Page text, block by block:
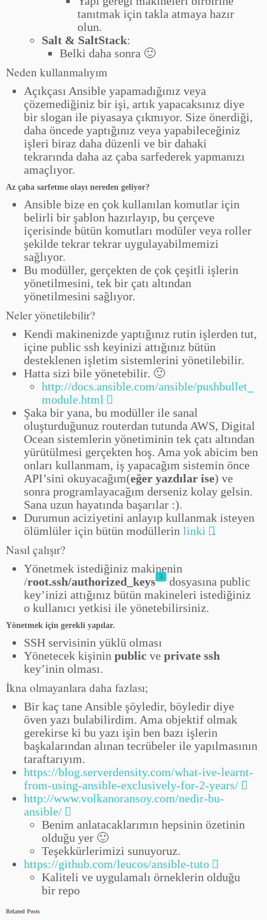
tanıtmak için takla atmaya hazır
olun.
Salt & SaltStack:
Belki daha sonra 🙂
Neden kullanmalıyım
Açıkçası Ansible yapamadığınız veya
çözemediğiniz bir işi, artık yapacaksınız diye
bir slogan ile piyasaya çıkmıyor. Size önerdiği,
daha öncede yaptığınız veya yapabileceğiniz
işleri biraz daha düzenli ve bir dahaki
tekrarında daha az çaba sarfederek yapmanızı
amaçlıyor.
Az çaba sarfetme olayı nereden geliyor?
Ansible bize en çok kullanılan komutlar için
belirli bir şablon hazırlayıp, bu çerçeve
içerisinde bütün komutları modüler veya roller
şekilde tekrar tekrar uygulayabilmemizi
sağlıyor.
Bu modüller, gerçekten de çok çeşitli işlerin
yönetilmesini, tek bir çatı altından
yönetilmesini sağlıyor.
Neler yönetilebilir?
Kendi makinenizde yaptığınız rutin işlerden tut,
içine public ssh keyinizi attığınız bütün
desteklenen işletim sistemlerini yönetilebilir.
Hatta sizi bile yönetebilir. 🙂
http://docs.ansible.com/ansible/pushbullet_
module.html
Şaka bir yana, bu modüller ile sanal
oluşturduğunuz routerdan tutunda AWS, Digital
Ocean sistemlerin yönetiminin tek çatı altından
yürütülmesi gerçekten hoş. Ama yok abicim ben
onları kullanmam, iş yapacağım sistemin önce
API’sini okuyacağım(eğer yazdılar ise) ve
sonra programlayacağım derseniz kolay gelsin.
Sana uzun hayatında başarılar :).
Durumun aciziyetini anlayıp kullanmak isteyen
ölümlüler için bütün modüllerin linki .
Nasıl çalışır?
Yönetmek istediğiniz makinenin
/root.ssh/authorized_keys 3
dosyasına public
key’inizi attığınız bütün makineleri istediğiniz
o kullanıcı yetkisi ile yönetebilirsiniz.
Yönetmek için gerekli yapılar.
SSH servisinin yüklü olması
Yönetecek kişinin public ve private ssh
key’inin olması.
İkna olmayanlara daha fazlası;
Bir kaç tane Ansible şöyledir, böyledir diye
öven yazı bulabilirdim. Ama objektif olmak
gerekirse ki bu yazı işin ben bazı işlerin
başkalarından alınan tecrübeler ile yapılmasının
taraftarıyım.
https://blog.serverdensity.com/what-ive-learnt-
from-using-ansible-exclusively-for-2-years/
http://www.volkanoransoy.com/nedir-bu-
ansible/
Benim anlatacaklarımın hepsinin özetinin
olduğu yer 🙂
Teşekkürlerimizi sunuyoruz.
https://github.com/leucos/ansible-tuto
Kaliteli ve uygulamalı örneklerin olduğu
bir repo
Related Posts